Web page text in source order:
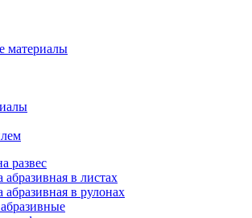
материалы
развес
абразивная в листах
абразивная в рулонах